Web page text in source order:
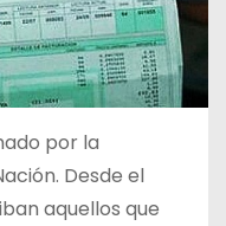
por la
Desde el
aquellos que